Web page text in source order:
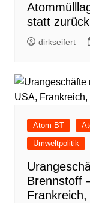
statt
dirkseifert
Atom-BT
Umweltpolitik
Brennstoff